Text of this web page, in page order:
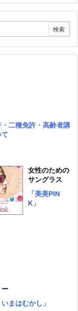
二種免許・高齢者講
女性のための
サングラス
「美美PIN
K」
ー
いまはむかし」